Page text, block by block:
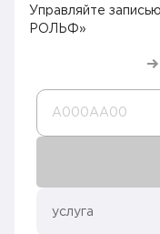
Управляйте
РОЛЬФ»
А000AA00
услуга